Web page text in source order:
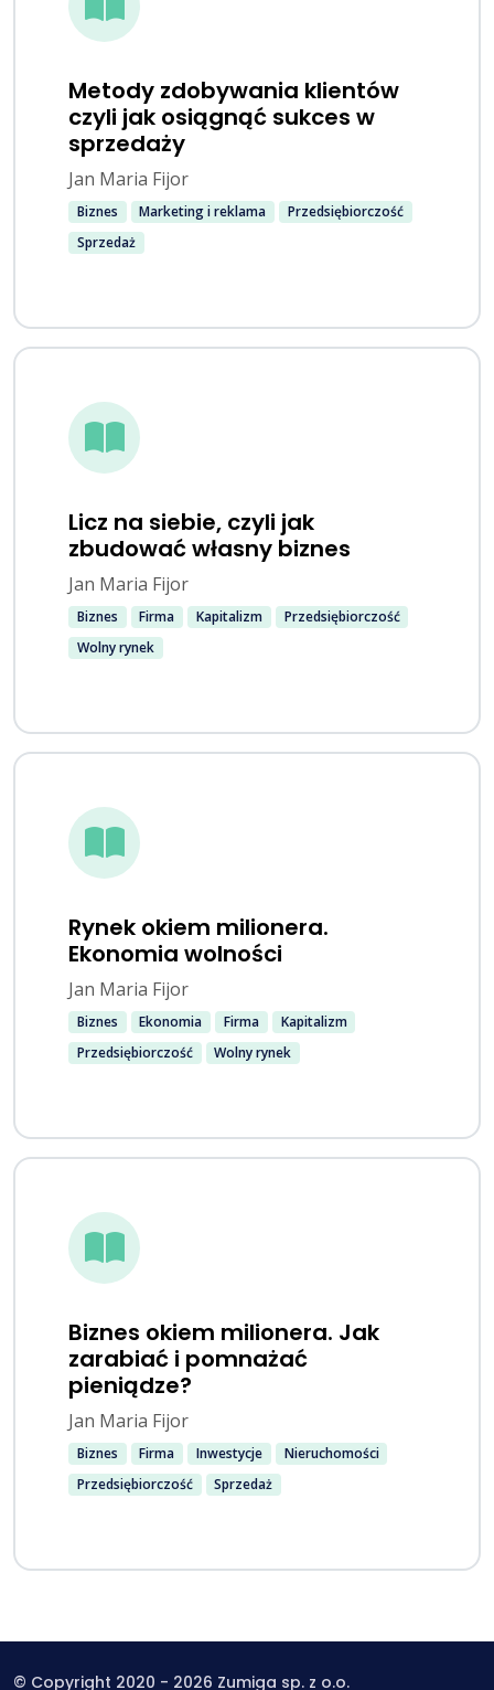
Metody zdobywania klientów
czyli jak osiągnąć sukces w
sprzedaży
Jan Maria Fijor
Biznes Marketing i reklama
Przedsiębiorczość
Sprzedaż
Licz na siebie, czyli jak
zbudować własny biznes
Jan Maria Fijor
Biznes Firma Kapitalizm
Przedsiębiorczość
Wolny rynek
Rynek okiem milionera.
Ekonomia wolności
Jan Maria Fijor
Biznes Ekonomia Firma
Kapitalizm
Przedsiębiorczość
Wolny rynek
Biznes okiem milionera. Jak
zarabiać i pomnażać
pieniądze?
Jan Maria Fijor
Biznes Firma Inwestycje
Nieruchomości
Przedsiębiorczość
Sprzedaż
© Copyright 2020 - 2026 Zumiga sp. z o.o.